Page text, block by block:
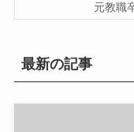
元教職
最新の記事